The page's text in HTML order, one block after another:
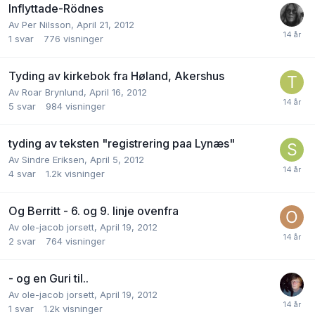
Inflyttade-Rödnes
Av Per Nilsson, April 21, 2012
1 svar 776 visninger
Tyding av kirkebok fra Høland, Akershus
Av Roar Brynlund, April 16, 2012
5 svar 984 visninger
tyding av teksten "registrering paa Lynæs"
Av Sindre Eriksen, April 5, 2012
4 svar 1.2k visninger
Og Berritt - 6. og 9. linje ovenfra
Av ole-jacob jorsett, April 19, 2012
2 svar 764 visninger
- og en Guri til..
Av ole-jacob jorsett, April 19, 2012
1 svar 1.2k visninger